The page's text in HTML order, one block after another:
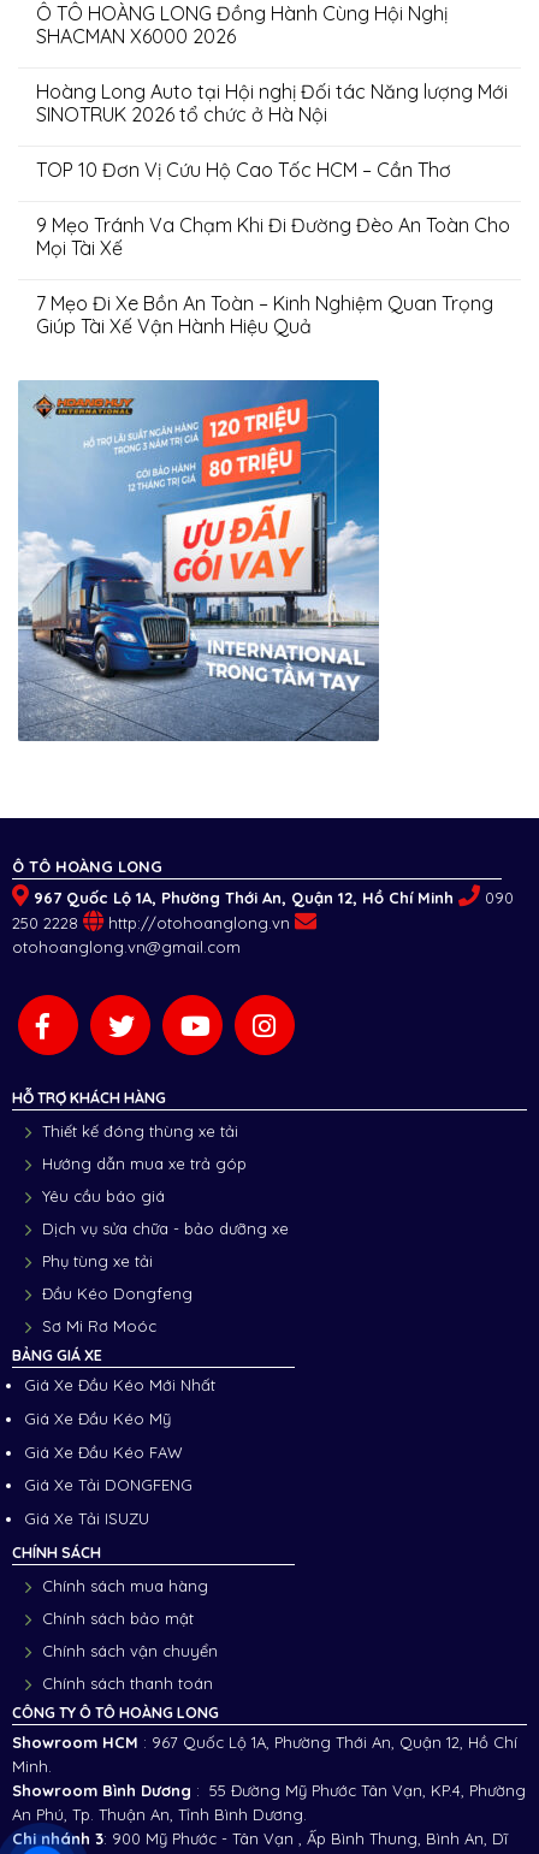
Ô TÔ HOÀNG LONG Đồng Hành Cùng Hội Nghị
SHACMAN X6000 2026
Hoàng Long Auto tại Hội nghị Đối tác Năng lượng Mới
SINOTRUK 2026 tổ chức ở Hà Nội
TOP 10 Đơn Vị Cứu Hộ Cao Tốc HCM – Cần Thơ
9 Mẹo Tránh Va Chạm Khi Đi Đường Đèo An Toàn Cho
Mọi Tài Xế
7 Mẹo Đi Xe Bồn An Toàn – Kinh Nghiệm Quan Trọng
Giúp Tài Xế Vận Hành Hiệu Quả
Ô TÔ HOÀNG LONG
967 Quốc Lộ 1A, Phường Thới An, Quận 12, Hồ Chí Minh
090
250 2228
http://otohoanglong.vn
otohoanglong.vn@gmail.com
HỖ TRỢ KHÁCH HÀNG
Thiết kế đóng thùng xe tải
Hướng dẫn mua xe trả góp
Yêu cầu báo giá
Dịch vụ sửa chữa - bảo dưỡng xe
Phụ tùng xe tải
Đầu Kéo Dongfeng
Sơ Mi Rơ Moóc
BẢNG GIÁ XE
Giá Xe Đầu Kéo Mới Nhất
Giá Xe Đầu Kéo Mỹ
Giá Xe Đầu Kéo FAW
Giá Xe Tải DONGFENG
Giá Xe Tải ISUZU
CHÍNH SÁCH
Chính sách mua hàng
Chính sách bảo mật
Chính sách vận chuyển
Chính sách thanh toán
CÔNG TY Ô TÔ HOÀNG LONG
Showroom HCM : 967 Quốc Lộ 1A, Phường Thới An, Quận 12, Hồ Chí
Minh.
Showroom Bình Dương : 55 Đường Mỹ Phước Tân Vạn, KP.4, Phường
An Phú, Tp. Thuận An, Tỉnh Bình Dương.
Chi nhánh 3: 900 Mỹ Phước - Tân Vạn , Ấp Bình Thung, Bình An, Dĩ